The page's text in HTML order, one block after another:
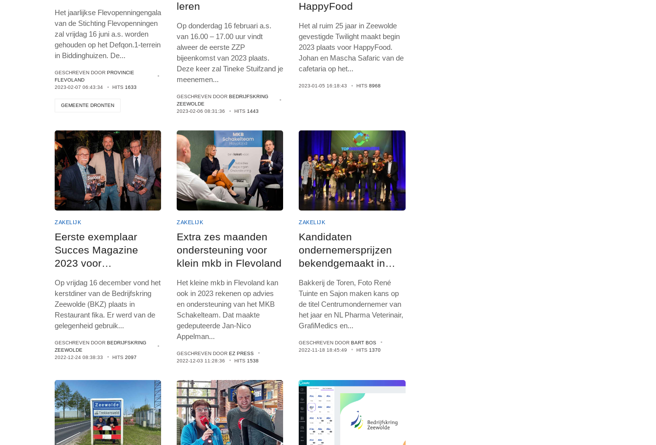
Het jaarlijkse Flevopenningengala
van de Stichting Flevopenningen
zal vrijdag 16 juni a.s. worden
gehouden op het Defqon.1-terrein
in Biddinghuizen. De...
GESCHREVEN DOOR PROVINCIE
FLEVOLAND
2023-02-07 06:43:34
HITS 1633
GEMEENTE DRONTEN
leren
Op donderdag 16 februari a.s.
van 16.00 – 17.00 uur vindt
alweer de eerste ZZP
bijeenkomst van 2023 plaats.
Deze keer zal Tineke Stuifzand je
meenemen...
GESCHREVEN DOORBEDRIJFSKRING
ZEEWOLDE
2023-02-06 08:31:36
HITS1443
HappyFood
Het al ruim 25 jaar in Zeewolde
gevestigde Twilight maakt begin
2023 plaats voor HappyFood.
Johan en Mascha Safaric van de
cafetaria op het...
2023-01-05 16:18:43 HITS8968
ZAKELIJK
Eerste exemplaar
Succes Magazine
2023 voor
Op vrijdag 16 december vond het
kerstdiner van de Bedrijfskring
Zeewolde (BKZ) plaats in
Restaurant fika. Er werd van de
gelegenheid gebruik...
GESCHREVEN DOOR BEDRIJFSKRING
ZEEWOLDE
2022-12-24 08:38:33
HITS 2097
ZAKELIJK
Extra zes maanden
ondersteuning voor
klein mkb in Flevoland
Het kleine mkb in Flevoland kan
ook in 2023 rekenen op advies
en ondersteuning van het MKB
Schakelteam. Dat maakte
gedeputeerde Jan-Nico
Appelman...
GESCHREVEN DOOREZ PRESS
2022-12-03 11:28:36
HITS 1538
ZAKELIJK
Kandidaten
ondernemersprijzen
bekendgemaakt in
Bakkerij de Toren, Foto René
Tuinte en Sajon maken kans op
de titel Centrumondernemer van
het jaar en NL Pharma Veterinair,
GrafiMedics en...
GESCHREVEN DOORBART BOS
2022-11-18 18:45:49
HITS 1370